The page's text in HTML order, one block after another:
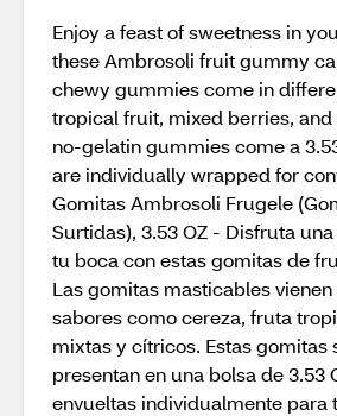
Enjoy a feast of sweetness in
these Ambrosoli fruit gummy
chewy gummies come in
tropical fruit, mixed berries, and
no-gelatin gummies come a
are individually wrapped for
Gomitas Ambrosoli Frugele
Surtidas), 3.53 OZ - Disfruta
tu boca con estas gomitas de
Las gomitas masticables
sabores como cereza, fruta
mixtas y cítricos. Estas gomitas
presentan en una bolsa de 3.53
envueltas individualmente para